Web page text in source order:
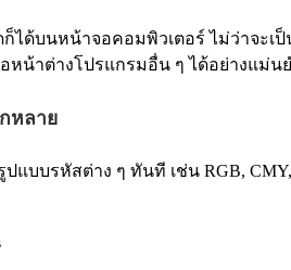
ได้บนหน้าจอคอมพิวเตอร์ ไม่ว่าจะเ
หน้าต่างโปรแกรมอื่น ๆ ได้อย่างแม่น
หลาย
บบรหัสต่าง ๆ ทันที เช่น RGB, CMY,